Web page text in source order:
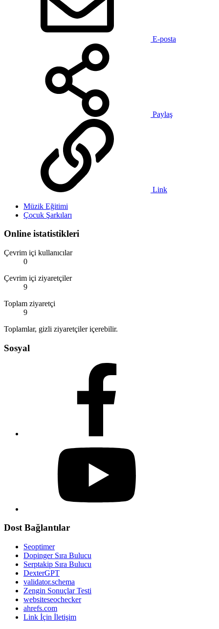
E-posta
Paylaş
Link
Müzik Eğitimi
Çocuk Şarkıları
Online istatistikleri
Çevrim içi kullanıcılar
0
Çevrim içi ziyaretçiler
9
Toplam ziyaretçi
9
Toplamlar, gizli ziyaretçiler içerebilir.
Sosyal
Dost Bağlantılar
Seoptimer
Dopinger Sıra Bulucu
Serptakip Sıra Bulucu
DexterGPT
validator.schema
Zengin Sonuçlar Testi
websiteseochecker
ahrefs.com
Link İçin İletişim